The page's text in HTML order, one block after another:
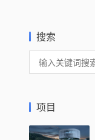
搜索
项目